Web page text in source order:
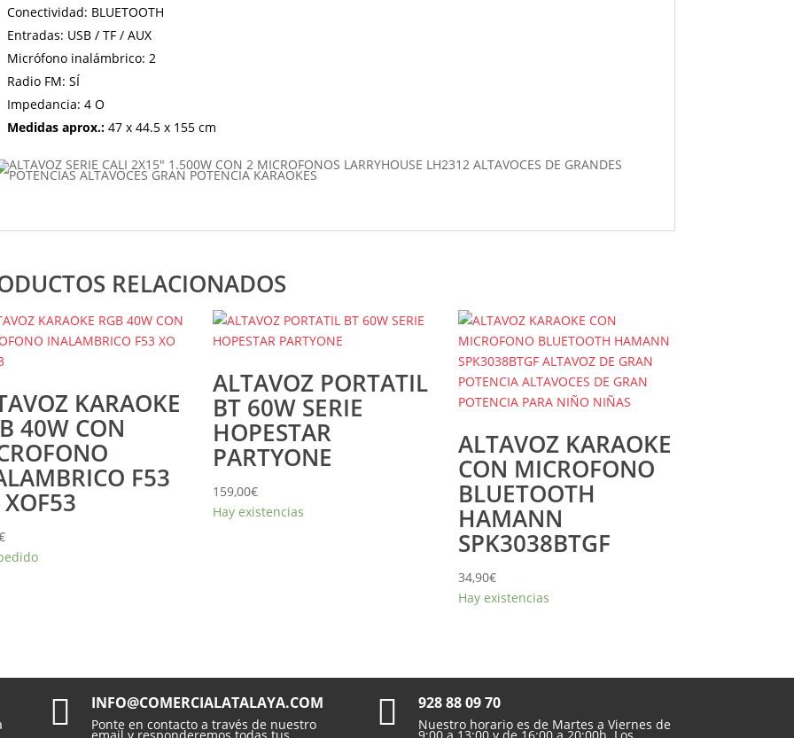
Conectividad: BLUETOOTH
Entradas: USB / TF / AUX
Micrófono inalámbrico: 2
Radio FM: SÍ
Impedancia: 4 O
Medidas aprox.: 47 x 44.5 x 155 cm
RELACIONADOS
KARAOKE
40W CON
F53
ALTAVOZ PORTATIL
BT 60W SERIE
HOPESTAR
PARTYONE
159,00€
Hay existencias
ALTAVOZ KARAOKE
CON MICROFONO
BLUETOOTH
HAMANN
SPK3038BTGF
34,90€
Hay existencias
 INFO@COMERCIALATALAYA.COM
Ponte en contacto a través de nuestro  928 88 09 70
Nuestro horario es de Martes a Viernes de